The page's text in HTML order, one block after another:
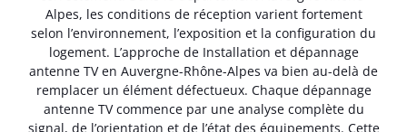
Alpes, les conditions de réception varient fortement
selon l’environnement, l’exposition et la configuration du
logement. L’approche de Installation et dépannage
antenne TV en Auvergne-Rhône-Alpes va bien au-delà de
remplacer un élément défectueux. Chaque dépannage
antenne TV commence par une analyse complète du
signal, de l’orientation et de l’état des équipements. Cette